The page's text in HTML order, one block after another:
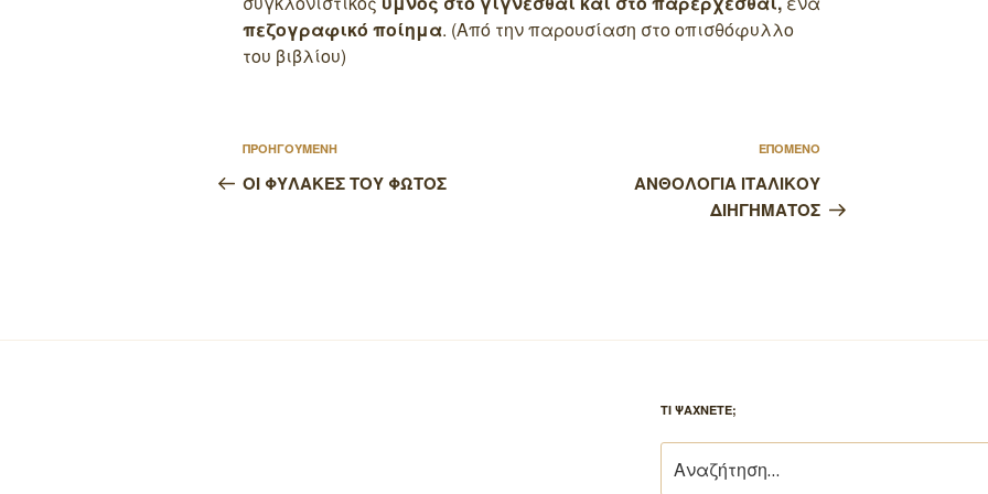
πεζογραφικό ποίημα. (Από την παρουσίαση στο οπισθόφυλλο
του βιβλίου)
Πλοήγηση
άρθρων
Προηγούμενο
άρθρο
ΠΡΟΗΓΟΥΜΕΝΗ
ΟΙ ΦΥΛΑΚΕΣ ΤΟΥ ΦΩΤΟΣ
άρθρο
ΕΠΟΜΕΝΟ
ΑΝΘΟΛΟΓΙΑ ΙΤΑΛΙΚΟΥ
ΔΙΗΓΗΜΑΤΟΣ
ΤΙ ΨΑΧΝΕΤΕ;
για: